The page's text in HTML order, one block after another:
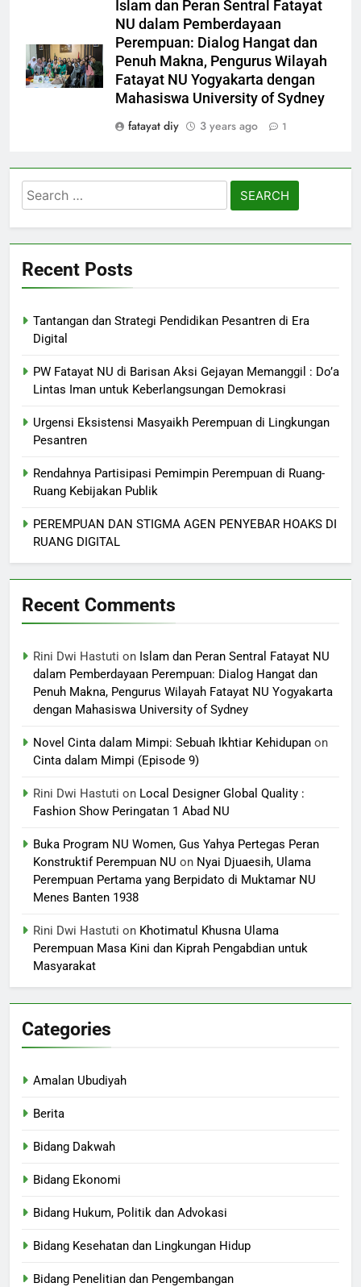
Islam dan Peran Sentral Fatayat
NU dalam Pemberdayaan
Perempuan: Dialog Hangat dan
Penuh Makna, Pengurus Wilayah
Fatayat NU Yogyakarta dengan
Mahasiswa University of Sydney
fatayat diy
3 years ago 1
Search
for:
Recent Posts
Tantangan dan Strategi Pendidikan Pesantren di Era
Digital
PW Fatayat NU di Barisan Aksi Gejayan Memanggil : Do’a
Lintas Iman untuk Keberlangsungan Demokrasi
Urgensi Eksistensi Masyaikh Perempuan di Lingkungan
Pesantren
Rendahnya Partisipasi Pemimpin Perempuan di Ruang-
Ruang Kebijakan Publik
PEREMPUAN DAN STIGMA AGEN PENYEBAR HOAKS DI
RUANG DIGITAL
Recent Comments
Rini Dwi Hastuti on Islam dan Peran Sentral Fatayat NU
dalam Pemberdayaan Perempuan: Dialog Hangat dan
Penuh Makna, Pengurus Wilayah Fatayat NU Yogyakarta
dengan Mahasiswa University of Sydney
Novel Cinta dalam Mimpi: Sebuah Ikhtiar Kehidupan on
Cinta dalam Mimpi (Episode 9)
Rini Dwi Hastuti on Local Designer Global Quality :
Fashion Show Peringatan 1 Abad NU
Buka Program NU Women, Gus Yahya Pertegas Peran
Konstruktif Perempuan NU on Nyai Djuaesih, Ulama
Perempuan Pertama yang Berpidato di Muktamar NU
Menes Banten 1938
Rini Dwi Hastuti on Khotimatul Khusna Ulama
Perempuan Masa Kini dan Kiprah Pengabdian untuk
Masyarakat
Categories
Amalan Ubudiyah
Berita
Bidang Dakwah
Bidang Ekonomi
Bidang Hukum, Politik dan Advokasi
Bidang Kesehatan dan Lingkungan Hidup
Bidang Penelitian dan Pengembangan